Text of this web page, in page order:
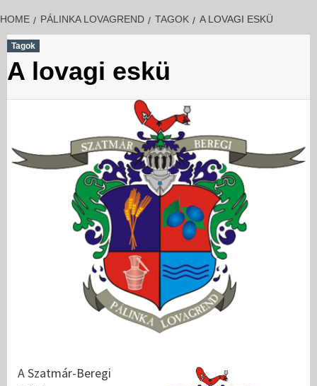
HOME PÁLINKA LOVAGREND TAGOK A LOVAGI ESKÜ
Tagok
A lovagi eskü
A Szatmár-Beregi